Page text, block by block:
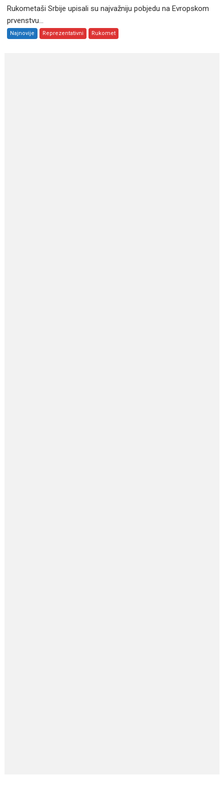
Rukometaši Srbije upisali su najvažniju pobjedu na Evropskom
prvenstvu...
Najnovije Reprezentativni Rukomet